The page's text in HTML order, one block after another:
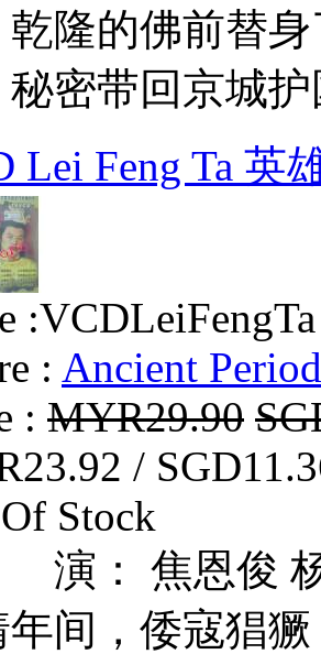
乾隆的佛前替
秘密带回京城
Lei Feng Ta 英
:VCDLeiFengTa
: Ancient Period
: MYR29.90
/
Stock
： 焦恩俊 杨
年间，倭寇猖